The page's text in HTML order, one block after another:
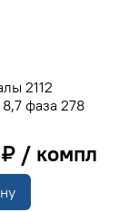
2112
фаза 278